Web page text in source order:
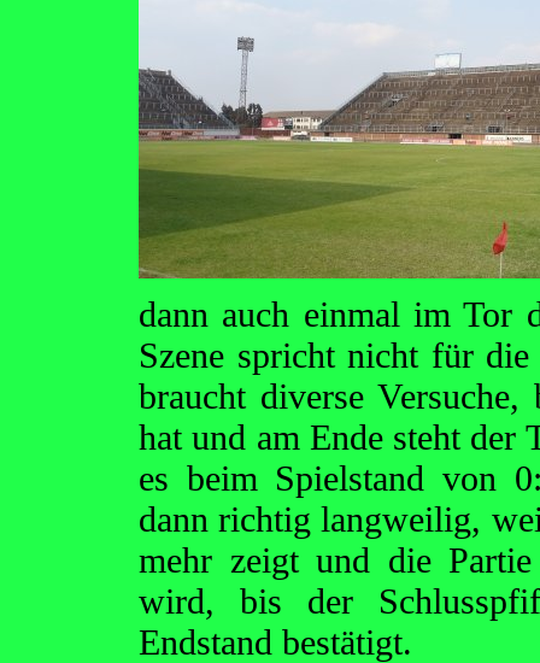
dann auch einmal im Tor
Szene spricht nicht für
braucht diverse
hat und am Ende steht der
es beim Spielstand von
dann richtig langweilig,
mehr zeigt und die
wird, bis der
Endstand bestätigt.